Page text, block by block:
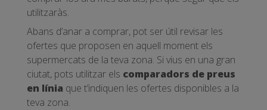
utilitzaràs.
Abans d’anar a comprar, pot ser útil revisar les
ofertes que proposen en aquell moment els
supermercats de la teva zona. Si vius en una gran
ciutat, pots utilitzar els comparadors de preus
en línia que t’indiquen les ofertes disponibles a la
teva zona.